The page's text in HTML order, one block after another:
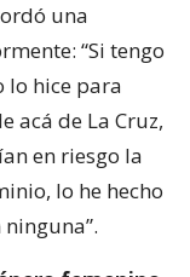
una
“Si tengo
lo hice para
acá de La Cruz,
en riesgo la
lo he hecho